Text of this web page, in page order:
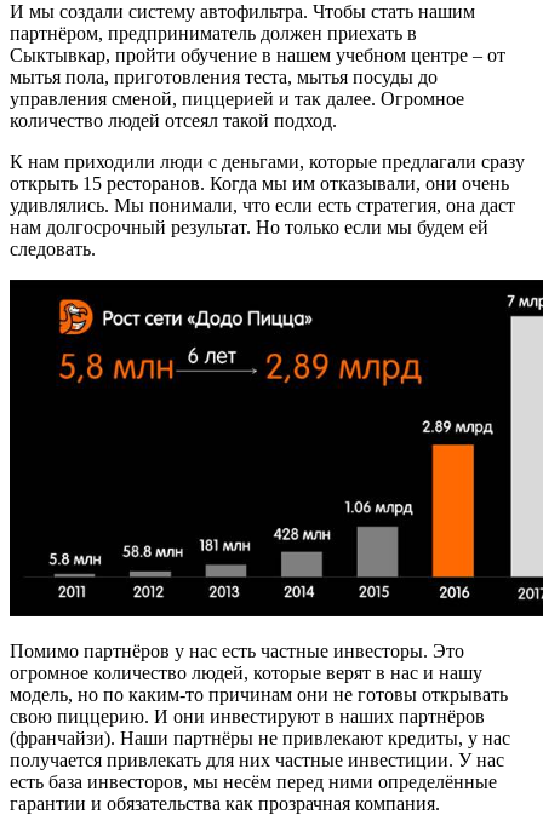
И мы создали систему автофильтра. Чтобы стать нашим
партнёром, предприниматель должен приехать в
Сыктывкар, пройти обучение в нашем учебном центре – от
мытья пола, приготовления теста, мытья посуды до
управления сменой, пиццерией и так далее. Огромное
количество людей отсеял такой подход.
К нам приходили люди с деньгами, которые предлагали сразу
открыть 15 ресторанов. Когда мы им отказывали, они очень
удивлялись. Мы понимали, что если есть стратегия, она даст
нам долгосрочный результат. Но только если мы будем ей
следовать.
Помимо партнёров у нас есть частные инвесторы. Это
огромное количество людей, которые верят в нас и нашу
модель, но по каким-то причинам они не готовы открывать
свою пиццерию. И они инвестируют в наших партнёров
(франчайзи). Наши партнёры не привлекают кредиты, у нас
получается привлекать для них частные инвестиции. У нас
есть база инвесторов, мы несём перед ними определённые
гарантии и обязательства как прозрачная компания.